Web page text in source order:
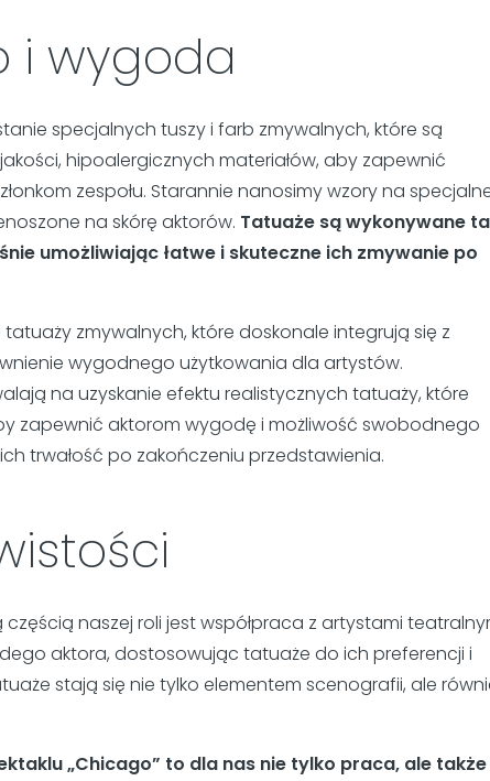
i wygoda
specjalnych tuszy i farb zmywalnych, które są
hipoalergicznych materiałów, aby zapewnić
zespołu. Starannie nanosimy wzory na
na skórę aktorów. Tatuaże są wykonywane
umożliwiając łatwe i skuteczne ich zmywanie po
zmywalnych, które doskonale integrują się z
wygodnego użytkowania dla artystów.
na uzyskanie efektu realistycznych tatuaży, które
zapewnić aktorom wygodę i możliwość swobodnego
trwałość po zakończeniu przedstawienia.
naszej roli jest współpraca z artystami
aktora, dostosowując tatuaże do ich preferencji i
stają się nie tylko elementem scenografii, ale
„Chicago” to dla nas nie tylko praca, ale także